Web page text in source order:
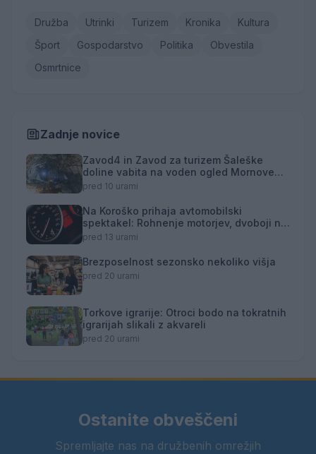
Družba Utrinki Turizem Kronika
Kultura
Šport
Gospodarstvo Politika
Obvestila
Osmrtnice
Zadnje novice
Zavod4 in Zavod za turizem Šaleške
doline vabita na voden ogled Mornove
zijalke
pred 10 urami
Na Koroško prihaja avtomobilski
spektakel: Rohnenje motorjev, dvoboji na
progah in atraktivni Car Meet
pred 13 urami
Brezposelnost sezonsko nekoliko višja
pred 20 urami
Torkove igrarije: Otroci bodo na tokratnih
igrarijah slikali z akvareli
pred 20 urami
Ostanite obveščeni
Spremljajte nas na družbenih omrežjih